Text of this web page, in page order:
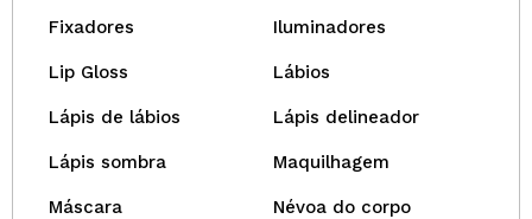
Fixadores Iluminadores
Lip Gloss Lábios
Lápis de lábios Lápis delineador
Lápis sombra Maquilhagem
Máscara Névoa do corpo